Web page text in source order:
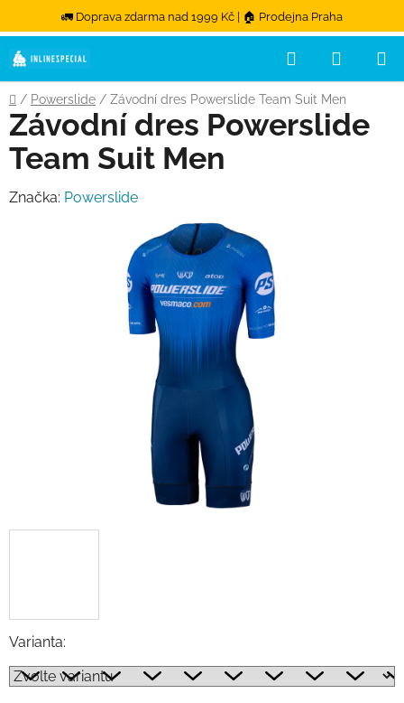
🚛 Doprava zdarma nad 1999 Kč | 🏠 Prodejna Praha
Přejít na obsah
Hledat
Domů
/ Powerslide / Závodní dres Powerslide Team Suit Men
Varianta:
Závodní dres Powerslide
Team Suit Men
Značka: Powerslide